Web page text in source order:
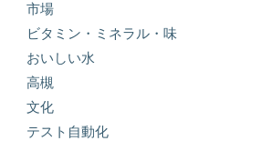
市場
ビタミン・ミネラル・味
おいしい水
高槻
文化
テスト自動化